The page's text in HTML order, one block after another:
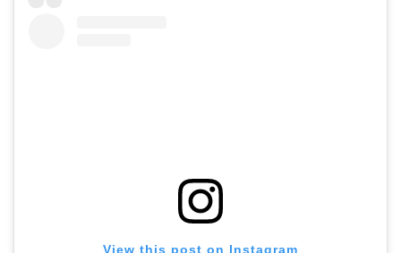
View this post on Instagram